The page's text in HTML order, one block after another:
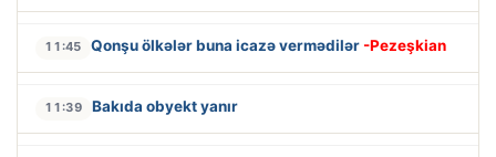
11:45 Qonşu ölkələr buna icazə vermədilər -Pezeşkian
11:39 Bakıda obyekt yanır